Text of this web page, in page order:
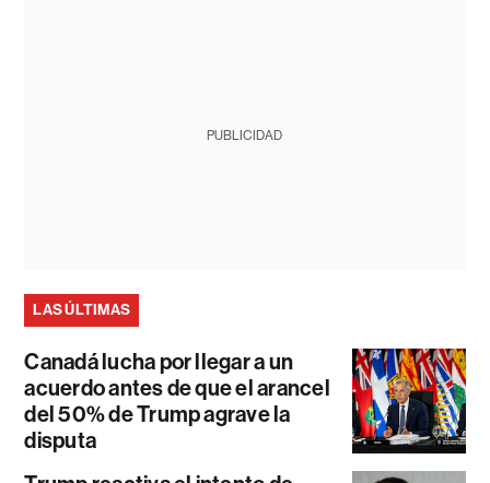
PUBLICIDAD
LAS ÚLTIMAS
Canadá lucha por llegar a un
acuerdo antes de que el arancel
del 50% de Trump agrave la
disputa